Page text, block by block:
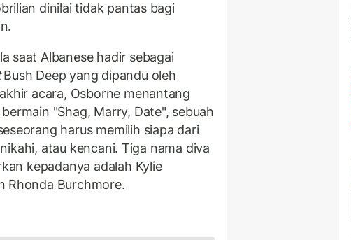
dinilai tidak pantas bagi
saat Albanese hadir sebagai
Bush Deep yang dipandu oleh
acara, Osborne menantang
"Shag, Marry, Date", sebuah
harus memilih siapa dari
atau kencani. Tiga nama diva
kepadanya adalah Kylie
Rhonda Burchmore.